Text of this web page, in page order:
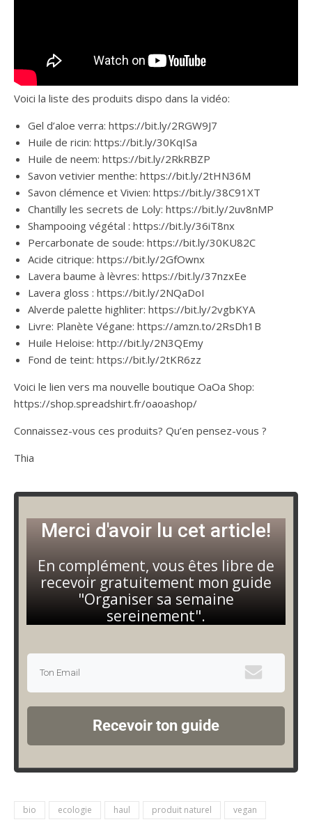
Voici la liste des produits dispo dans la vidéo:
Gel d’aloe verra: https://bit.ly/2RGW9J7
Huile de ricin: https://bit.ly/30KqISa
Huile de neem: https://bit.ly/2RkRBZP
Savon vetivier menthe: https://bit.ly/2tHN36M
Savon clémence et Vivien: https://bit.ly/38C91XT
Chantilly les secrets de Loly: https://bit.ly/2uv8nMP
Shampooing végétal : https://bit.ly/36iT8nx
Percarbonate de soude: https://bit.ly/30KU82C
Acide citrique: https://bit.ly/2GfOwnx
Lavera baume à lèvres: https://bit.ly/37nzxEe
Lavera gloss : https://bit.ly/2NQaDoI
Alverde palette highliter: https://bit.ly/2vgbKYA
Livre: Planète Végane: https://amzn.to/2RsDh1B
Huile Heloise: http://bit.ly/2N3QEmy
Fond de teint: https://bit.ly/2tKR6zz
Voici le lien vers ma nouvelle boutique OaOa Shop:
https://shop.spreadshirt.fr/oaoashop/
Connaissez-vous ces produits? Qu’en pensez-vous ?
Thia
Merci d'avoir lu cet article!
En complément, vous êtes libre de
recevoir gratuitement mon guide
"Organiser sa semaine
sereinement".
Recevoir ton guide
bio ecologie haul produit naturel vegan